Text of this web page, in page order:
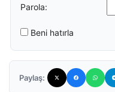
Parola:
Beni hatırla
Paylaş: